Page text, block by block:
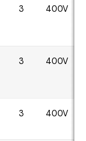
3 400V
3 400V
3 400V